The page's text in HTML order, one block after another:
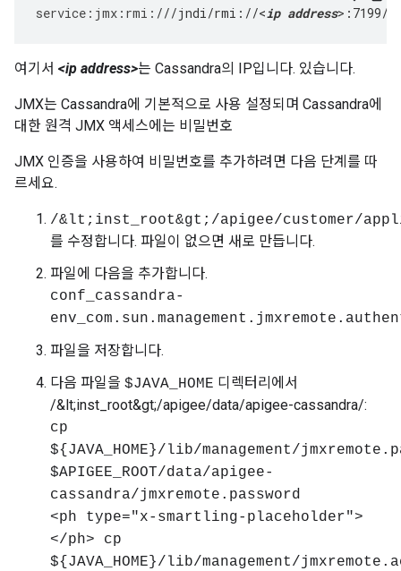
service : jmx : rmi : ///jndi/rmi://<ip address>:7199/
여기서 <ip address>는 Cassandra의 IP입니다. 있습니다.
JMX는 Cassandra에 기본적으로 사용 설정되며 Cassandra에
대한 원격 JMX 액세스에는 비밀번호
JMX 인증을 사용하여 비밀번호를 추가하려면 다음 단계를 따
르세요.
/&lt;inst_root&gt;/apigee/customer/
를 수정합니다. 파일이 없으면 새로 만듭니다.
파일에 다음을 추가합니다.
conf_cassandra-
파일을 저장합니다.
다음 파일을 $JAVA_HOME 디렉터리에서
/&lt;inst_root&gt;/apigee/data/apigee-cassandra/:
cp
${JAVA_HOME}/lib/management/
$APIGEE_ROOT/data/apigee-
cassandra/jmxremote.password
<ph type="x-smartling-placeholder">
</ph> cp
${JAVA_HOME}/lib/management/